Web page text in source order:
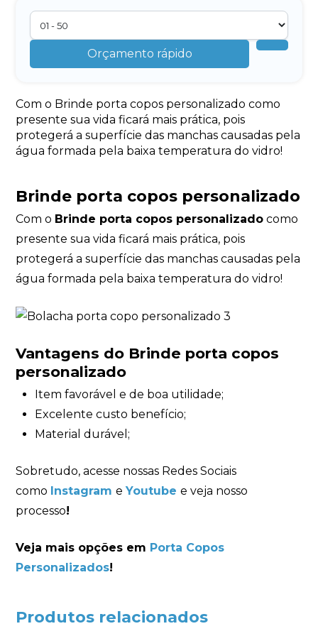
Orçamento rápido
Com o Brinde porta copos personalizado como
presente sua vida ficará mais prática, pois
protegerá a superfície das manchas causadas pela
água formada pela baixa temperatura do vidro!
Brinde porta copos personalizado
Com o Brinde porta copos personalizado como
presente sua vida ficará mais prática, pois
protegerá a superfície das manchas causadas pela
água formada pela baixa temperatura do vidro!
Vantagens do Brinde porta copos
personalizado
Item favorável e de boa utilidade;
Excelente custo benefício;
Material durável;
Sobretudo, acesse nossas Redes Sociais
como Instagram eYoutube e veja nosso
processo!
Veja mais opções em Porta Copos
Personalizados!
Produtos relacionados